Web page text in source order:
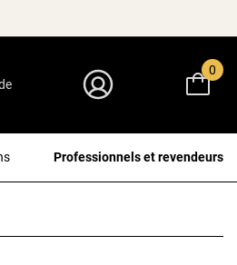
0
Professionnels et revendeurs